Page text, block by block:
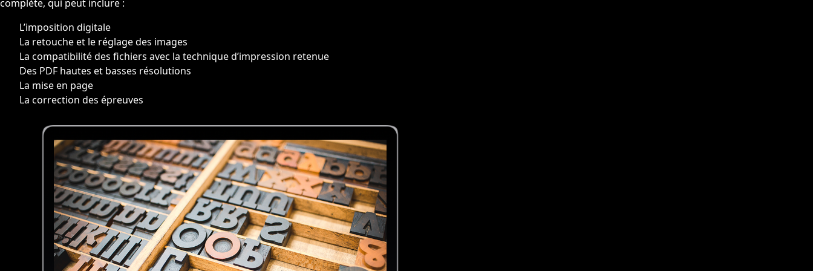
complète, qui peut inclure :
L’imposition digitale
La retouche et le réglage des images
La compatibilité des fichiers avec la technique d’impression retenue
Des PDF hautes et basses résolutions
La mise en page
La correction des épreuves